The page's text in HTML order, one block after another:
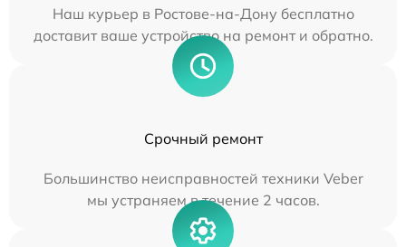
Наш курьер в Ростове-на-Дону бесплатно
доставит ваше устройство на ремонт и обратно.
Срочный ремонт
Большинство неисправностей техники Veber
мы устраняем в течение 2 часов.